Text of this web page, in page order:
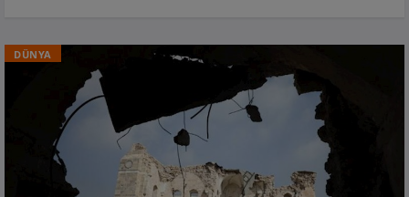
DÜNYA